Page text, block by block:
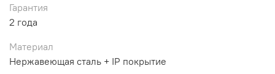
Гарантия
2 года
Материал
Нержавеющая сталь + IP покрытие